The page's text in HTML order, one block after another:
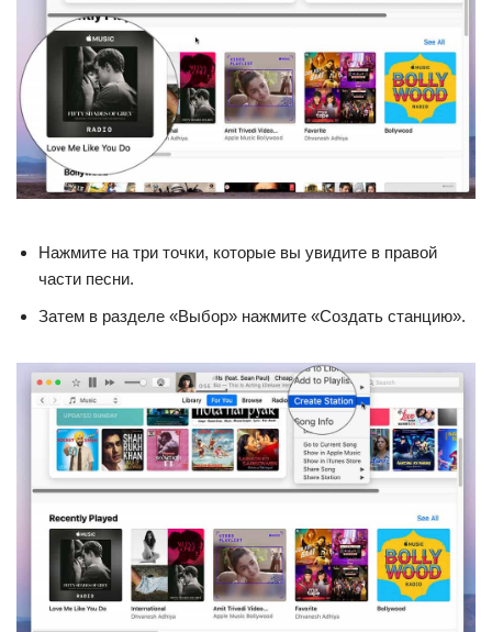
Нажмите на три точки, которые вы увидите в правой
части песни.
Затем в разделе «Выбор» нажмите «Создать станцию».